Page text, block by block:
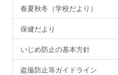
春夏秋冬（学校だより）
保健だより
いじめ防止の基本方針
盗撮防止等ガイドライン